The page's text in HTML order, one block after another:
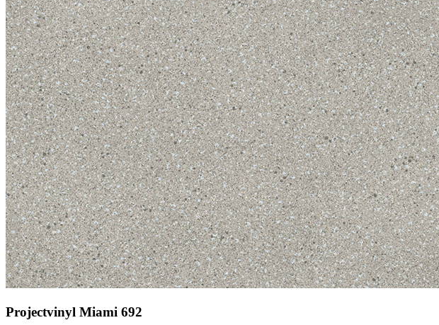
Projectvinyl Miami 692